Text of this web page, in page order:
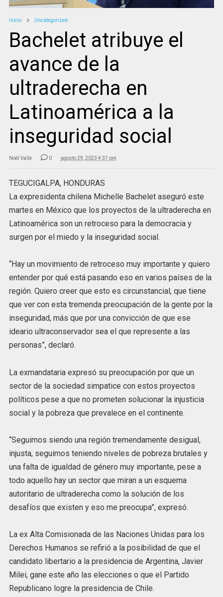
Inicio Uncategorized
Bachelet atribuye el
avance de la
ultraderecha en
Latinoamérica a la
inseguridad social
Noél Valle 0 agosto 29, 2023 4:37 pm
TEGUCIGALPA, HONDURAS
La expresidenta chilena Michelle Bachelet aseguró este
martes en México que los proyectos de la ultraderecha en
Latinoamérica son un retroceso para la democracia y
surgen por el miedo y la inseguridad social.
“Hay un movimiento de retroceso muy importante y quiero
entender por qué está pasando eso en varios países de la
región. Quiero creer que esto es circunstancial, que tiene
que ver con esta tremenda preocupación de la gente por la
inseguridad, más que por una convicción de que ese
ideario ultraconservador sea el que represente a las
personas”, declaró.
La exmandataria expresó su preocupación por que un
sector de la sociedad simpatice con estos proyectos
políticos pese a que no prometen solucionar la injusticia
social y la pobreza que prevalece en el continente.
“Seguimos siendo una región tremendamente desigual,
injusta, seguimos teniendo niveles de pobreza brutales y
una falta de igualdad de género muy importante, pese a
todo aquello hay un sector que miran a un esquema
autoritario de ultraderecha como la solución de los
desafíos que existen y eso me preocupa”, expresó.
La ex Alta Comisionada de las Naciones Unidas para los
Derechos Humanos se refirió a la posibilidad de que el
candidato libertario a la presidencia de Argentina, Javier
Milei, gane este año las elecciones o que el Partido
Republicano logre la presidencia de Chile.